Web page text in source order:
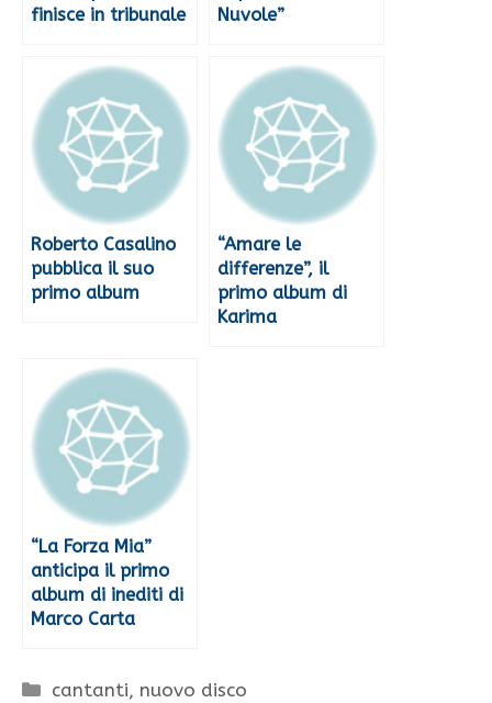
finisce in tribunale
Nuvole”
Roberto Casalino
pubblica il suo
primo album
“Amare le
differenze”, il
primo album di
Karima
“La Forza Mia”
anticipa il primo
album di inediti di
Marco Carta
Categorie
cantanti, nuovo disco